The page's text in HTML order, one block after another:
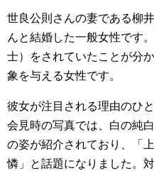
世良公則さんの妻である柳
んと結婚した一般女性です
士）をされていたことが分
象を与える女性です。
彼女が注目される理由のひ
会見時の写真では、白の純
の姿が紹介されており、「
憐」と話題になりました。